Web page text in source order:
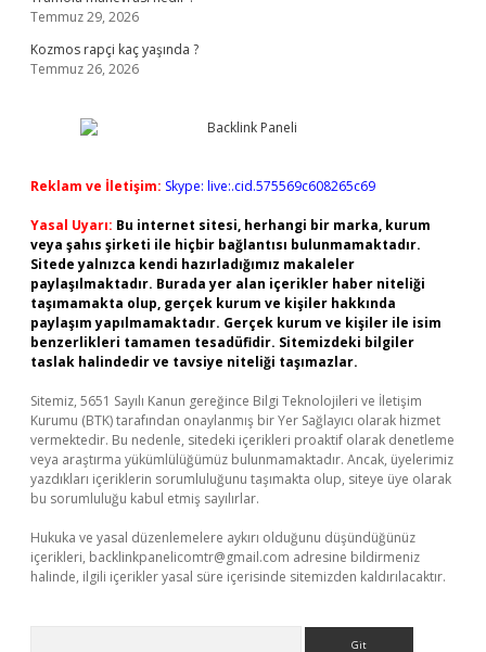
Temmuz 29, 2026
Kozmos rapçi kaç yaşında ?
Temmuz 26, 2026
Reklam ve İletişim: Skype: live:.cid.575569c608265c69
Yasal Uyarı: Bu internet sitesi, herhangi bir marka, kurum
veya şahıs şirketi ile hiçbir bağlantısı bulunmamaktadır.
Sitede yalnızca kendi hazırladığımız makaleler
paylaşılmaktadır. Burada yer alan içerikler haber niteliği
taşımamakta olup, gerçek kurum ve kişiler hakkında
paylaşım yapılmamaktadır. Gerçek kurum ve kişiler ile isim
benzerlikleri tamamen tesadüfidir. Sitemizdeki bilgiler
taslak halindedir ve tavsiye niteliği taşımazlar.
Sitemiz, 5651 Sayılı Kanun gereğince Bilgi Teknolojileri ve İletişim
Kurumu (BTK) tarafından onaylanmış bir Yer Sağlayıcı olarak hizmet
vermektedir. Bu nedenle, sitedeki içerikleri proaktif olarak denetleme
veya araştırma yükümlülüğümüz bulunmamaktadır. Ancak, üyelerimiz
yazdıkları içeriklerin sorumluluğunu taşımakta olup, siteye üye olarak
bu sorumluluğu kabul etmiş sayılırlar.
Hukuka ve yasal düzenlemelere aykırı olduğunu düşündüğünüz
içerikleri, backlinkpanelicomtr@gmail.com adresine bildirmeniz
halinde, ilgili içerikler yasal süre içerisinde sitemizden kaldırılacaktır.